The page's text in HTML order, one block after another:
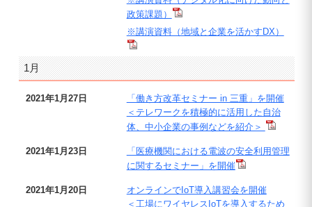
政策課題）
※講演資料（地域と企業を活かすDX）
1月
2021年1月27日
「働き方改革セミナー in 三重」を開催
＜テレワークを積極的に活用した自治
体、中小企業の事例などを紹介＞
2021年1月23日
「医療機関における電波の安全利用管理
に関するセミナー」を開催
2021年1月20日
オンラインでIoT導入講習会を開催
＜工場にワイヤレスIoTを導入するため